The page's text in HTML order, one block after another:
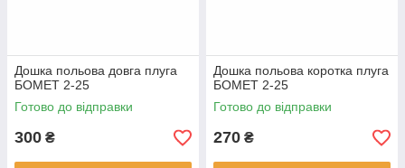
Дошка польова довга плуга
БОМЕТ 2-25
Готово до відправки
300 ₴
Дошка польова коротка плуга
БОМЕТ 2-25
Готово до відправки
270 ₴